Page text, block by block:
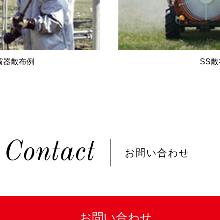
器散布例 SS
Contact お問い合わせ
お問い合わせ